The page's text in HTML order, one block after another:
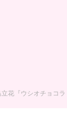
立花『ウシオチョコ